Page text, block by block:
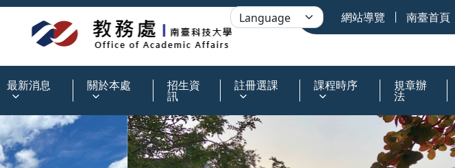
網站導覽 南臺首頁
最新消息 關於本處 招生資
訊
註冊選課 課程時序 規章辦
法